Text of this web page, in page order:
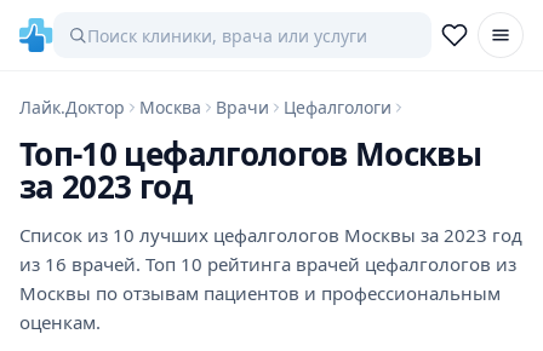
Лайк.Доктор Москва Врачи Цефалгологи
Топ-10 цефалгологов Москвы
за 2023 год
Список из 10 лучших цефалгологов Москвы за 2023 год
из 16 врачей. Топ 10 рейтинга врачей цефалгологов из
Москвы по отзывам пациентов и профессиональным
оценкам.